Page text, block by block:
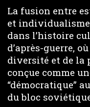
La fusion entre
et individualisme
dans l’histoire
d’après-guerre,
diversité et de la
conçue comme
“démocratique”
du bloc